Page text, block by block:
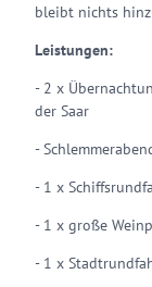
bleibt nichts
Leistungen:
- 2 x
der Saar
-
- 1 x
- 1 x große
- 1 x